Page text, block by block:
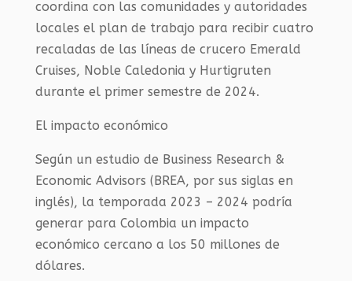
coordina con las comunidades y autoridades
locales el plan de trabajo para recibir cuatro
recaladas de las líneas de crucero Emerald
Cruises, Noble Caledonia y Hurtigruten
durante el primer semestre de 2024.
El impacto económico
Según un estudio de Business Research &
Economic Advisors (BREA, por sus siglas en
inglés), la temporada 2023 – 2024 podría
generar para Colombia un impacto
económico cercano a los 50 millones de
dólares.